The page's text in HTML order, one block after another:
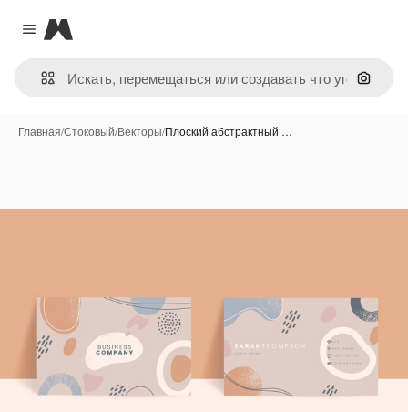
Close menu
Magnific
Поиск
Главная/Стоковый/Векторы/Плоский абстрактный …